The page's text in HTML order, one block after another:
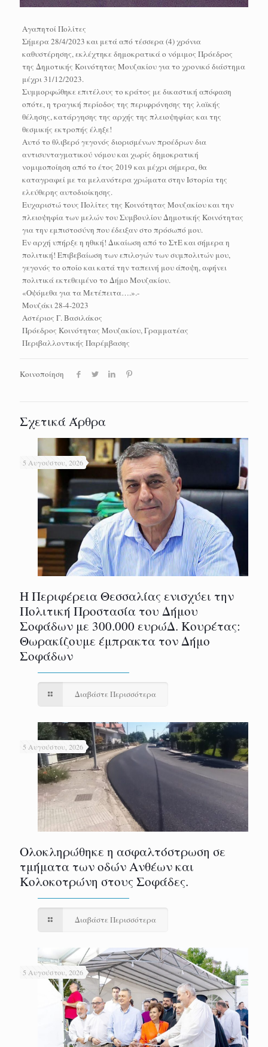
Αγαπητοί Πολίτες
Σήμερα 28/4/2023 και μετά από τέσσερα (4) χρόνια
καθυστέρησης, εκλέχτηκε δημοκρατικά ο νόμιμος Πρόεδρος
της Δημοτικής Κοινότητας Μουζακίου για το χρονικό διάστημα
μέχρι 31/12/2023.
Συμμορφώθηκε επιτέλους το κράτος με δικαστική απόφαση
οπότε, η τραγική περίοδος της περιφρόνησης της λαϊκής
θέλησης, κατάργησης της αρχής της πλειοψηφίας και της
θεσμικής εκτροπής έληξε!
Αυτό το θλιβερό γεγονός διορισμένων προέδρων δια
αντισυνταγματικού νόμου και χωρίς δημοκρατική
νομιμοποίηση από το έτος 2019 και μέχρι σήμερα, θα
καταγραφεί με τα μελανότερα χρώματα στην Ιστορία της
ελεύθερης αυτοδιοίκησης.
Ευχαριστώ τους Πολίτες της Κοινότητας Μουζακίου και την
πλειοψηφία των μελών του Συμβουλίου Δημοτικής Κοινότητας
για την εμπιστοσύνη που έδειξαν στο πρόσωπό μου.
Εν αρχή υπήρξε η ηθική! Δικαίωση από το ΣτΕ και σήμερα η
πολιτική! Επιβεβαίωση των επιλογών των συμπολιτών μου,
γεγονός το οποίο και κατά την ταπεινή μου άποψη, αφήνει
πολιτικά εκτεθειμένο το Δήμο Μουζακίου.
«Οψόμεθα για τα Μετέπειτα….».-
Μουζάκι 28-4-2023
Αστέριος Γ. Βασιλάκος
Πρόεδρος Κοινότητας Μουζακίου, Γραμματέας
Περιβαλλοντικής Παρέμβασης
Κοινοποίηση
Σχετικά Άρθρα
5 Αυγούστου, 2026
Η Περιφέρεια Θεσσαλίας ενισχύει την
Πολιτική Προστασία του Δήμου
Σοφάδων με 300.000 ευρώΔ. Κουρέτας:
Θωρακίζουμε έμπρακτα τον Δήμο
Σοφάδων
Διαβάστε Περισσότερα
5 Αυγούστου, 2026
Ολοκληρώθηκε η ασφαλτόστρωση σε
τμήματα των οδών Ανθέων και
Κολοκοτρώνη στους Σοφάδες.
Διαβάστε Περισσότερα
5 Αυγούστου, 2026